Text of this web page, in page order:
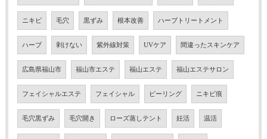
ニキビ 毛穴 黒ずみ 根本改善 ハーブトリートメント
ハーブ 剥けない 紫外線対策 UVケア 間違ったスキンケア
広島県福山市 福山市エステ 福山エステ 福山エステサロン
フェイシャルエステ フェイシャル ピーリング ニキビ痕
毛穴黒ずみ 毛穴開き ローズ蒸しテント 妊活 温活